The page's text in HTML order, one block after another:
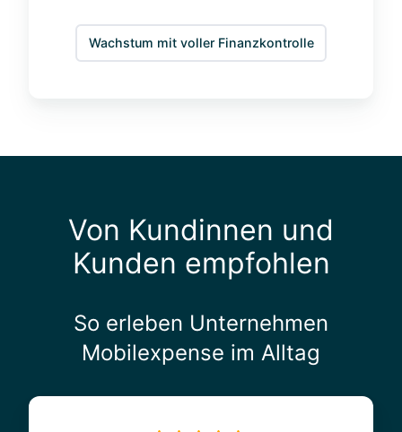
Wachstum mit voller Finanzkontrolle
Von Kundinnen und
Kunden empfohlen
So erleben Unternehmen
Mobilexpense im Alltag